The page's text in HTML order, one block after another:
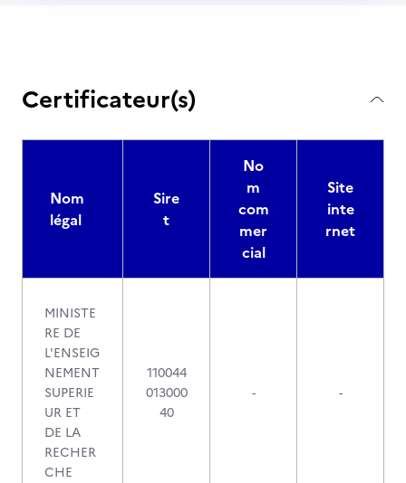
Certificateur(s)
Nom
légal
Sire
t
No
m
com
mer
cial
Site
inte
rnet
MINISTE
RE DE
L'ENSEIG
NEMENT
SUPERIE
UR ET
DE LA
RECHER
CHE
110044
013000
40
- -